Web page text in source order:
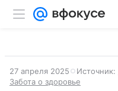
27 апреля 2025 Источник:
Забота о здоровье